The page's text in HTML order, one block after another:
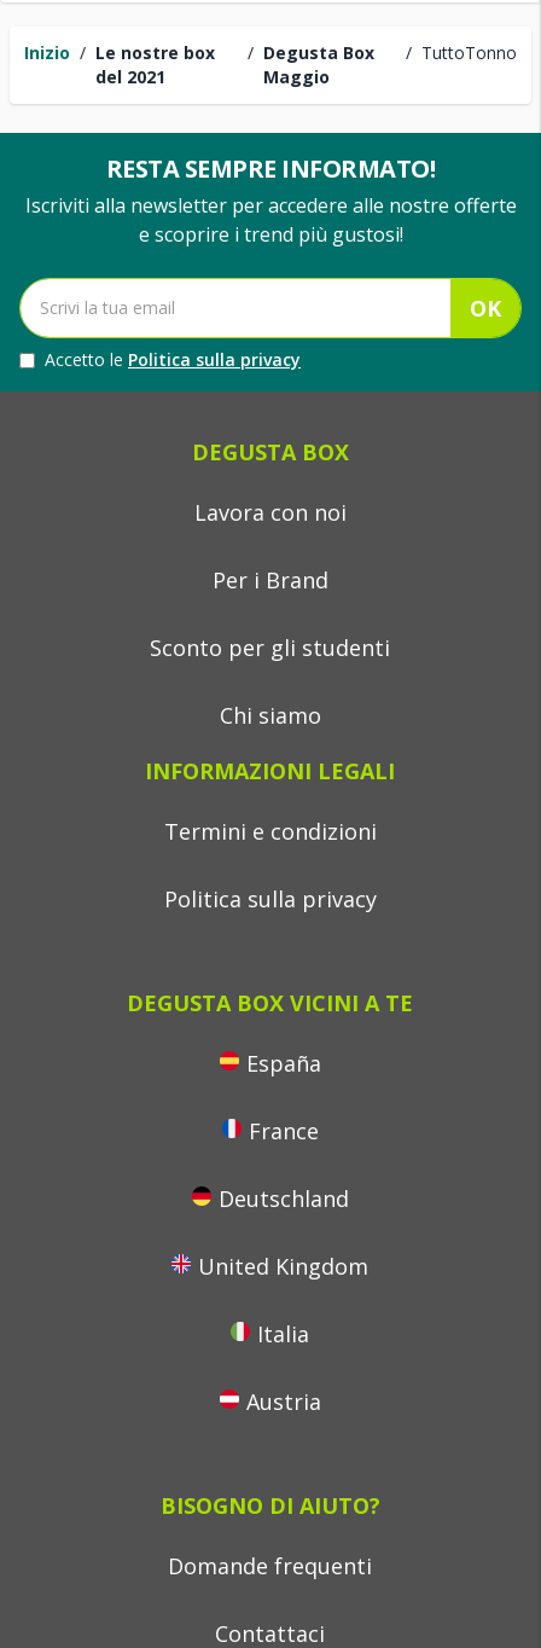
Inizio / Le nostre box
del 2021
/ Degusta Box
Maggio
/ TuttoTonno
RESTA SEMPRE INFORMATO!
Iscriviti alla newsletter per accedere alle nostre offerte
e scoprire i trend più gustosi!
OK
Accetto le Politica sulla privacy
DEGUSTA BOX
Lavora con noi
Per i Brand
Sconto per gli studenti
Chi siamo
INFORMAZIONI LEGALI
Termini e condizioni
Politica sulla privacy
DEGUSTA BOX VICINI A TE
España
France
Deutschland
United Kingdom
Italia
Austria
BISOGNO DI AIUTO?
Domande frequenti
Contattaci